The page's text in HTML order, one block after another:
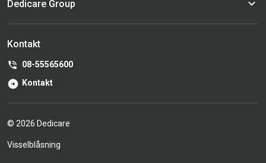
Dedicare Group
Kontakt
08-55565600
Kontakt
© 2026 Dedicare
Visselblåsning